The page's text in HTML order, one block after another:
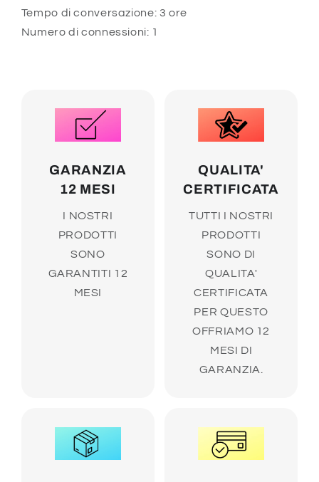
Tempo di conversazione: 3 ore
Numero di connessioni: 1
GARANZIA
12 MESI
I NOSTRI
PRODOTTI
SONO
GARANTITI 12
MESI
QUALITA'
CERTIFICATA
TUTTI I NOSTRI
PRODOTTI
SONO DI
QUALITA'
CERTIFICATA
PER QUESTO
OFFRIAMO 12
MESI DI
GARANZIA.